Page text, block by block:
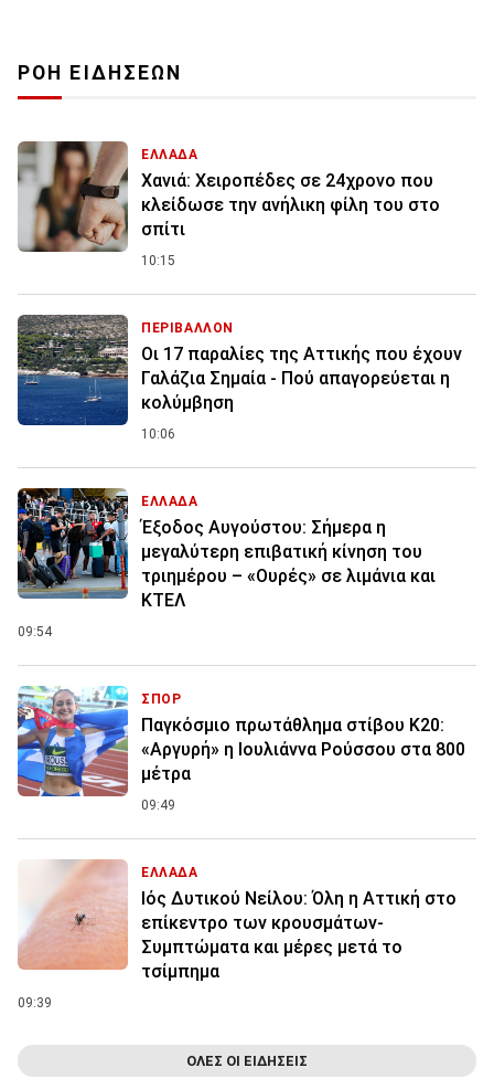
ΡΟΗ ΕΙΔΗΣΕΩΝ
ΕΛΛΑΔΑ
Χανιά: Χειροπέδες σε 24χρονο που
κλείδωσε την ανήλικη φίλη του στο
σπίτι
10:15
ΠΕΡΙΒΑΛΛΟΝ
Οι 17 παραλίες της Αττικής που έχουν
Γαλάζια Σημαία - Πού απαγορεύεται η
κολύμβηση
10:06
ΕΛΛΑΔΑ
Έξοδος Αυγούστου: Σήμερα η
μεγαλύτερη επιβατική κίνηση του
τριημέρου – «Ουρές» σε λιμάνια και
ΚΤΕΛ
09:54
ΣΠΟΡ
Παγκόσμιο πρωτάθλημα στίβου Κ20:
«Αργυρή» η Ιουλιάννα Ρούσσου στα 800
μέτρα
09:49
ΕΛΛΑΔΑ
Ιός Δυτικού Νείλου: Όλη η Αττική στο
επίκεντρο των κρουσμάτων-
Συμπτώματα και μέρες μετά το
τσίμπημα
09:39
ΟΛΕΣ ΟΙ ΕΙΔΗΣΕΙΣ